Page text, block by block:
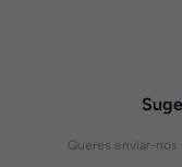
Queres enviar-nos